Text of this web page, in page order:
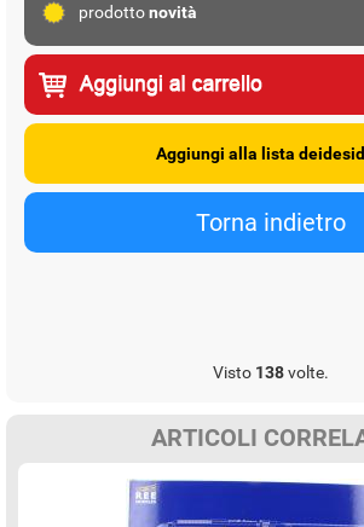
prodottonovità
Visto 138volte.
ARTICOLI